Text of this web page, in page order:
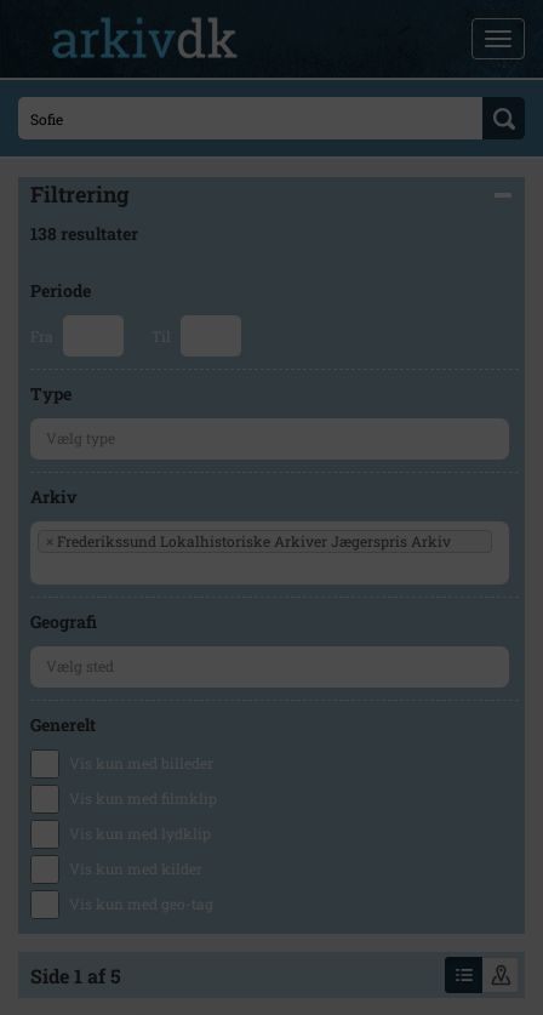
Filtrering
138 resultater
Periode
Fra Til
Type
Arkiv
× Frederikssund Lokalhistoriske Arkiver Jægerspris Arkiv
Geografi
Generelt
Vis kun med billeder
Vis kun med filmklip
Vis kun med lydklip
Vis kun med kilder
Vis kun med geo-tag
Side 1 af 5